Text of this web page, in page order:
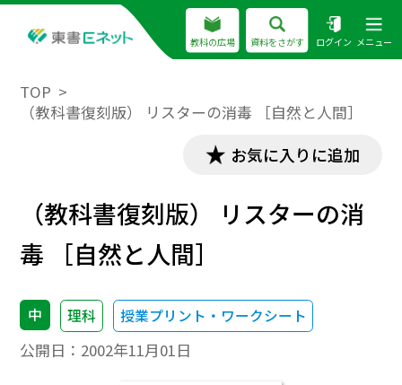
教科の広場 資料をさがす ログイン メニュー
TOP
（教科書復刻版） リスターの消毒 ［自然と人間］
お気に入りに追加
（教科書復刻版） リスターの消
毒 ［自然と人間］
中 理科 授業プリント・ワークシート
公開日： 2002年11月01日